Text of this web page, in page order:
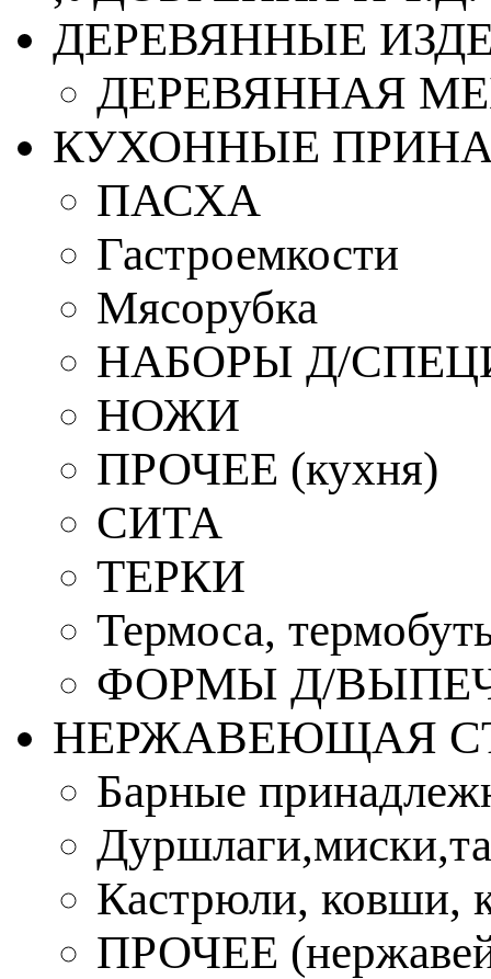
ДЕРЕВЯННЫЕ
ДЕРЕВЯННАЯ
КУХОННЫЕ
ПАСХА
Гастроемкости
Мясорубка
НАБОРЫ Д/
НОЖИ
ПРОЧЕЕ (кухня)
СИТА
ТЕРКИ
Термоса,
ФОРМЫ Д/
НЕРЖАВЕЮЩАЯ
Барные
Кастрюли, ковши,
ПРОЧЕЕ